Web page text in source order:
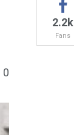
0
2.2k
Fans